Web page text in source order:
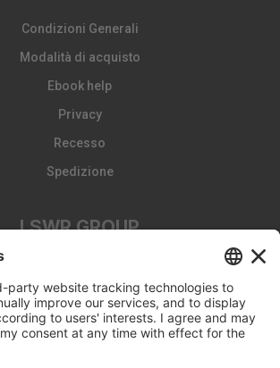
Condizioni Generali
Modalità di acquisto
Ebook help
Privacy
Recesso
Spedizione
LSWR GROUP
Edizioni EDRA
Edizioni LSWR